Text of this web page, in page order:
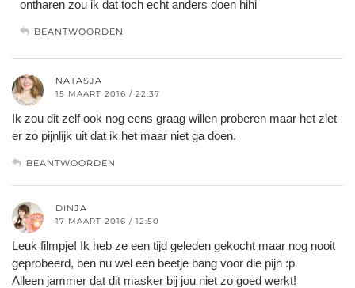
ontharen zou ik dat toch echt anders doen hihi
BEANTWOORDEN
NATASJA
15 MAART 2016 / 22:37
Ik zou dit zelf ook nog eens graag willen proberen maar het ziet
er zo pijnlijk uit dat ik het maar niet ga doen.
BEANTWOORDEN
DINJA
17 MAART 2016 / 12:50
Leuk filmpje! Ik heb ze een tijd geleden gekocht maar nog nooit
geprobeerd, ben nu wel een beetje bang voor die pijn :p
Alleen jammer dat dit masker bij jou niet zo goed werkt!